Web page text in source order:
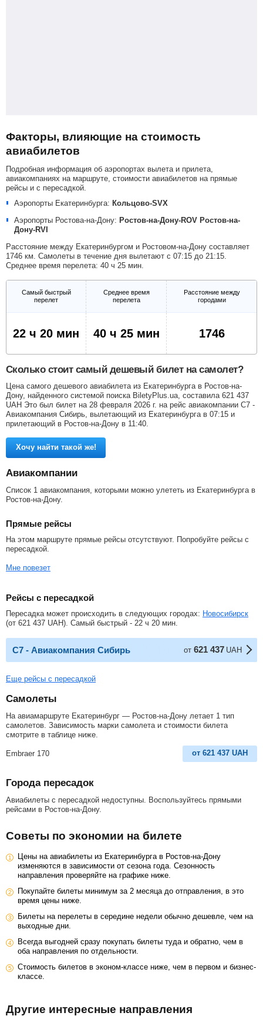
Факторы, влияющие на стоимость
авиабилетов
Подробная информация об аэропортах вылета и прилета,
авиакомпаниях на маршруте, стоимости авиабилетов на прямые
рейсы и с пересадкой.
Аэропорты Екатеринбурга: Кольцово-SVX
Аэропорты Ростова-на-Дону: Ростов-на-Дону-ROV Ростов-на-
Дону-RVI
Расстояние между Екатеринбургом и Ростовом-на-Дону составляет
1746 км. Самолеты в течение дня вылетают с 07:15 до 21:15.
Среднее время перелета: 40 ч 25 мин.
Самый быстрый
перелет
Среднее время
перелета
Расстояние между
городами
22 ч 20 мин 40 ч 25 мин 1746
Сколько стоит самый дешевый билет на самолет?
Цена самого дешевого авиабилета из Екатеринбурга в Ростов-на-
Дону, найденного системой поиска BiletyPlus.ua, составила 621 437
UAH Это был билет на 28 февраля 2026 г. на рейс авиакомпании С7 -
Авиакомпания Сибирь, вылетающий из Екатеринбурга в 07:15 и
прилетающий в Ростов-на-Дону в 11:40.
Хочу найти такой же!
Авиакомпании
Список 1 авиакомпания, которыми можно улететь из Екатеринбурга в
Ростов-на-Дону.
Прямые рейсы
На этом маршруте прямые рейсы отсутствуют. Попробуйте рейсы с
пересадкой.
Мне повезет
Рейсы с пересадкой
Пересадка может происходить в следующих городах: Новосибирск
(от 621 437 UAH). Самый быстрый - 22 ч 20 мин.
С7 - Авиакомпания Сибирь от 621 437 UAH
Еще рейсы с пересадкой
Самолеты
На авиамаршруте Екатеринбург — Ростов-на-Дону летает 1 тип
самолетов. Зависимость марки самолета и стоимости билета
смотрите в таблице ниже.
Embraer 170 от 621 437 UAH
Города пересадок
Авиабилеты с пересадкой недоступны. Воспользуйтесь прямыми
рейсами в Ростов-на-Дону.
Советы по экономии на билете
Цены на авиабилеты из Екатеринбурга в Ростов-на-Дону
изменяются в зависимости от сезона года. Сезонность
направления проверяйте на графике ниже.
Покупайте билеты минимум за 2 месяца до отправления, в это
время цены ниже.
Билеты на перелеты в середине недели обычно дешевле, чем на
выходные дни.
Всегда выгодней сразу покупать билеты туда и обратно, чем в
оба направления по отдельности.
Стоимость билетов в эконом-классе ниже, чем в первом и бизнес-
классе.
Другие интересные направления